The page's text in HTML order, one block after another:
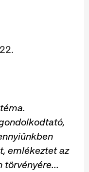
emlékeztet az
törvényére...